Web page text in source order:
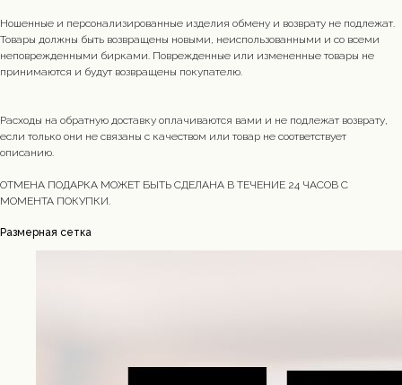
Ношенные и персонализированные изделия обмену и возврату не подлежат.
Товары должны быть возвращены новыми, неиспользованными и со всеми
неповрежденными бирками. Поврежденные или измененные товары не
принимаются и будут возвращены покупателю.
Расходы на обратную доставку оплачиваются вами и не подлежат возврату,
если только они не связаны с качеством или товар не соответствует
описанию.
ОТМЕНА ПОДАРКА МОЖЕТ БЫТЬ СДЕЛАНА В ТЕЧЕНИЕ 24 ЧАСОВ С
МОМЕНТА ПОКУПКИ.
Размерная сетка